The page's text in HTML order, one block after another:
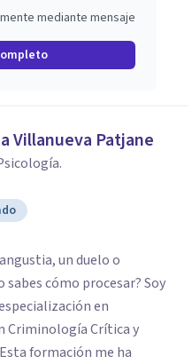
mediante mensaje
Villanueva Patjane
un duelo o
cómo procesar? Soy
en
Criminología Crítica y
formación me ha